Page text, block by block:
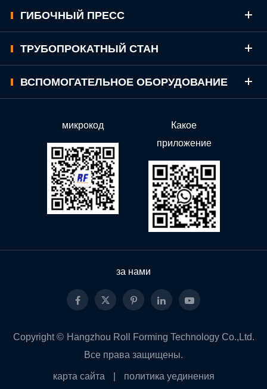
ГИБОЧНЫЙ ПРЕСС
ТРУБОПРОКАТНЫЙ СТАН
ВСПОМОГАТЕЛЬНОЕ ОБОРУДОВАНИЕ
микрокод
Какое
приложение
за нами
Copyright © Hangzhou Roll Forming Technology Co.,Ltd.
Все права защищены.
карта сайта политика уединения